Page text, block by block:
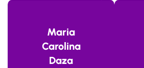
Maria
Carolina
Daza